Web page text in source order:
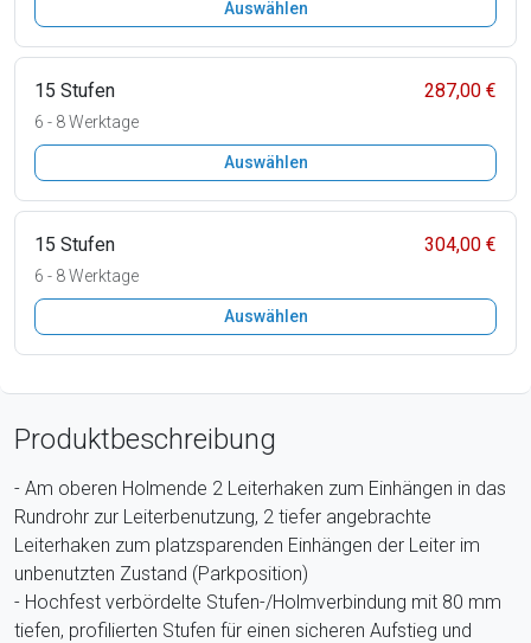
Auswählen
15 Stufen 287,00 €
6 - 8 Werktage
Auswählen
15 Stufen 304,00 €
6 - 8 Werktage
Auswählen
Produktbeschreibung
- Am oberen Holmende 2 Leiterhaken zum Einhängen in das
Rundrohr zur Leiterbenutzung, 2 tiefer angebrachte
Leiterhaken zum platzsparenden Einhängen der Leiter im
unbenutzten Zustand (Parkposition)
- Hochfest verbördelte Stufen-/Holmverbindung mit 80 mm
tiefen, profilierten Stufen für einen sicheren Aufstieg und